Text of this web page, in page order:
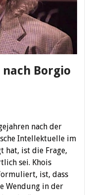
Borgio
nach der
Intellektuelle im
hat, ist die Frage,
sei. Khois
ist, dass
Wendung in der